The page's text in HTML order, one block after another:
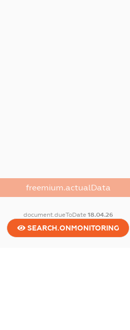
freemium.actualData
document.dueToDate 18.04.26
SEARCH.ONMONITORING